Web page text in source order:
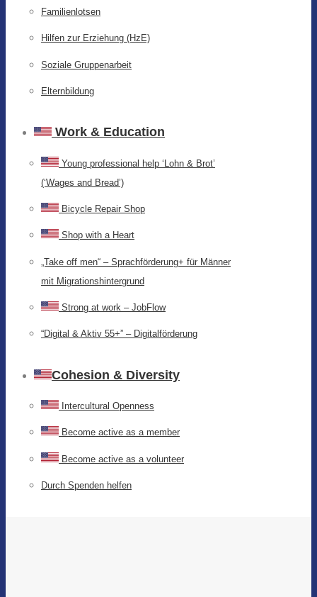
Familienlotsen
Hilfen zur Erziehung (HzE)
Soziale Gruppenarbeit
Elternbildung
Work & Education
Young professional help ‘Lohn & Brot’
(‘Wages and Bread’)
Bicycle Repair Shop
Shop with a Heart
„Take off men“ – Sprachförderung+ für Männer
mit Migrationshintergrund
Strong at work – JobFlow
“Digital & Aktiv 55+” – Digitalförderung
Cohesion & Diversity
Intercultural Openness
Become active as a member
Become active as a volunteer
Durch Spenden helfen